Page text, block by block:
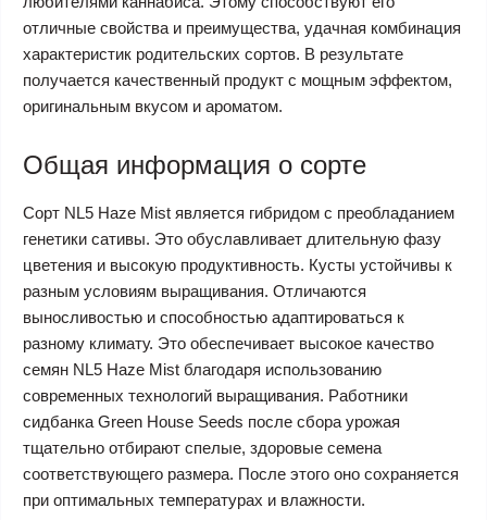
отличные свойства и преимущества, удачная комбинация
характеристик родительских сортов. В результате
получается качественный продукт с мощным эффектом,
оригинальным вкусом и ароматом.
Общая информация о сорте
Сорт NL5 Haze Mist является гибридом с преобладанием
генетики сативы. Это обуславливает длительную фазу
цветения и высокую продуктивность. Кусты устойчивы к
разным условиям выращивания. Отличаются
выносливостью и способностью адаптироваться к
разному климату. Это обеспечивает высокое качество
семян NL5 Haze Mist благодаря использованию
современных технологий выращивания. Работники
сидбанка Green House Seeds после сбора урожая
тщательно отбирают спелые, здоровые семена
соответствующего размера. После этого оно сохраняется
при оптимальных температурах и влажности.